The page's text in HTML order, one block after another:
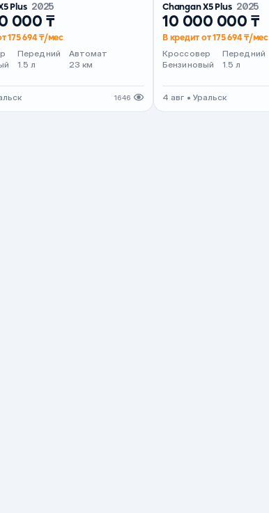
Plus 2025
000 ₸
175 694 ₸/мес
Передний
1.5 л
Автомат
23 км
1646
Changan X5 Plus 2025
10 000 000 ₸
В кредит от 175 694 ₸/мес
Кроссовер
Бензиновый
Передний
1.5 л
4 авг • Уральск